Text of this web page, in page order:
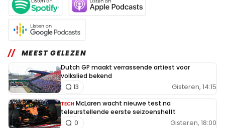
MEEST GELEZEN
Dutch GP maakt verrassende artiest voor
volkslied bekend
Gisteren, 14:15
13
TECH McLaren wacht nieuwe test na
teleurstellende eerste seizoenshelft
Gisteren, 18:00
0